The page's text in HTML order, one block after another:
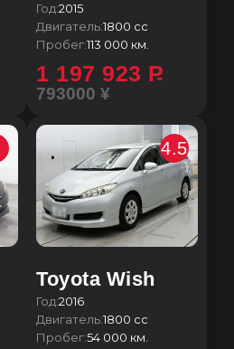
Год:2015
Двигатель:1800 сс
Пробег:113 000 км.
1 197 923 P
793000 ¥
Toyota Wish
4.5
Год:2016
Двигатель:1800 сс
Пробег:54 000 км.